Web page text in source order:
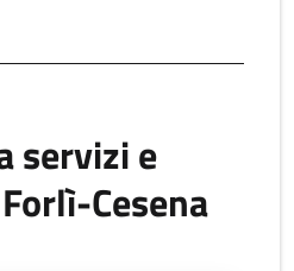
servizi e
Cesena